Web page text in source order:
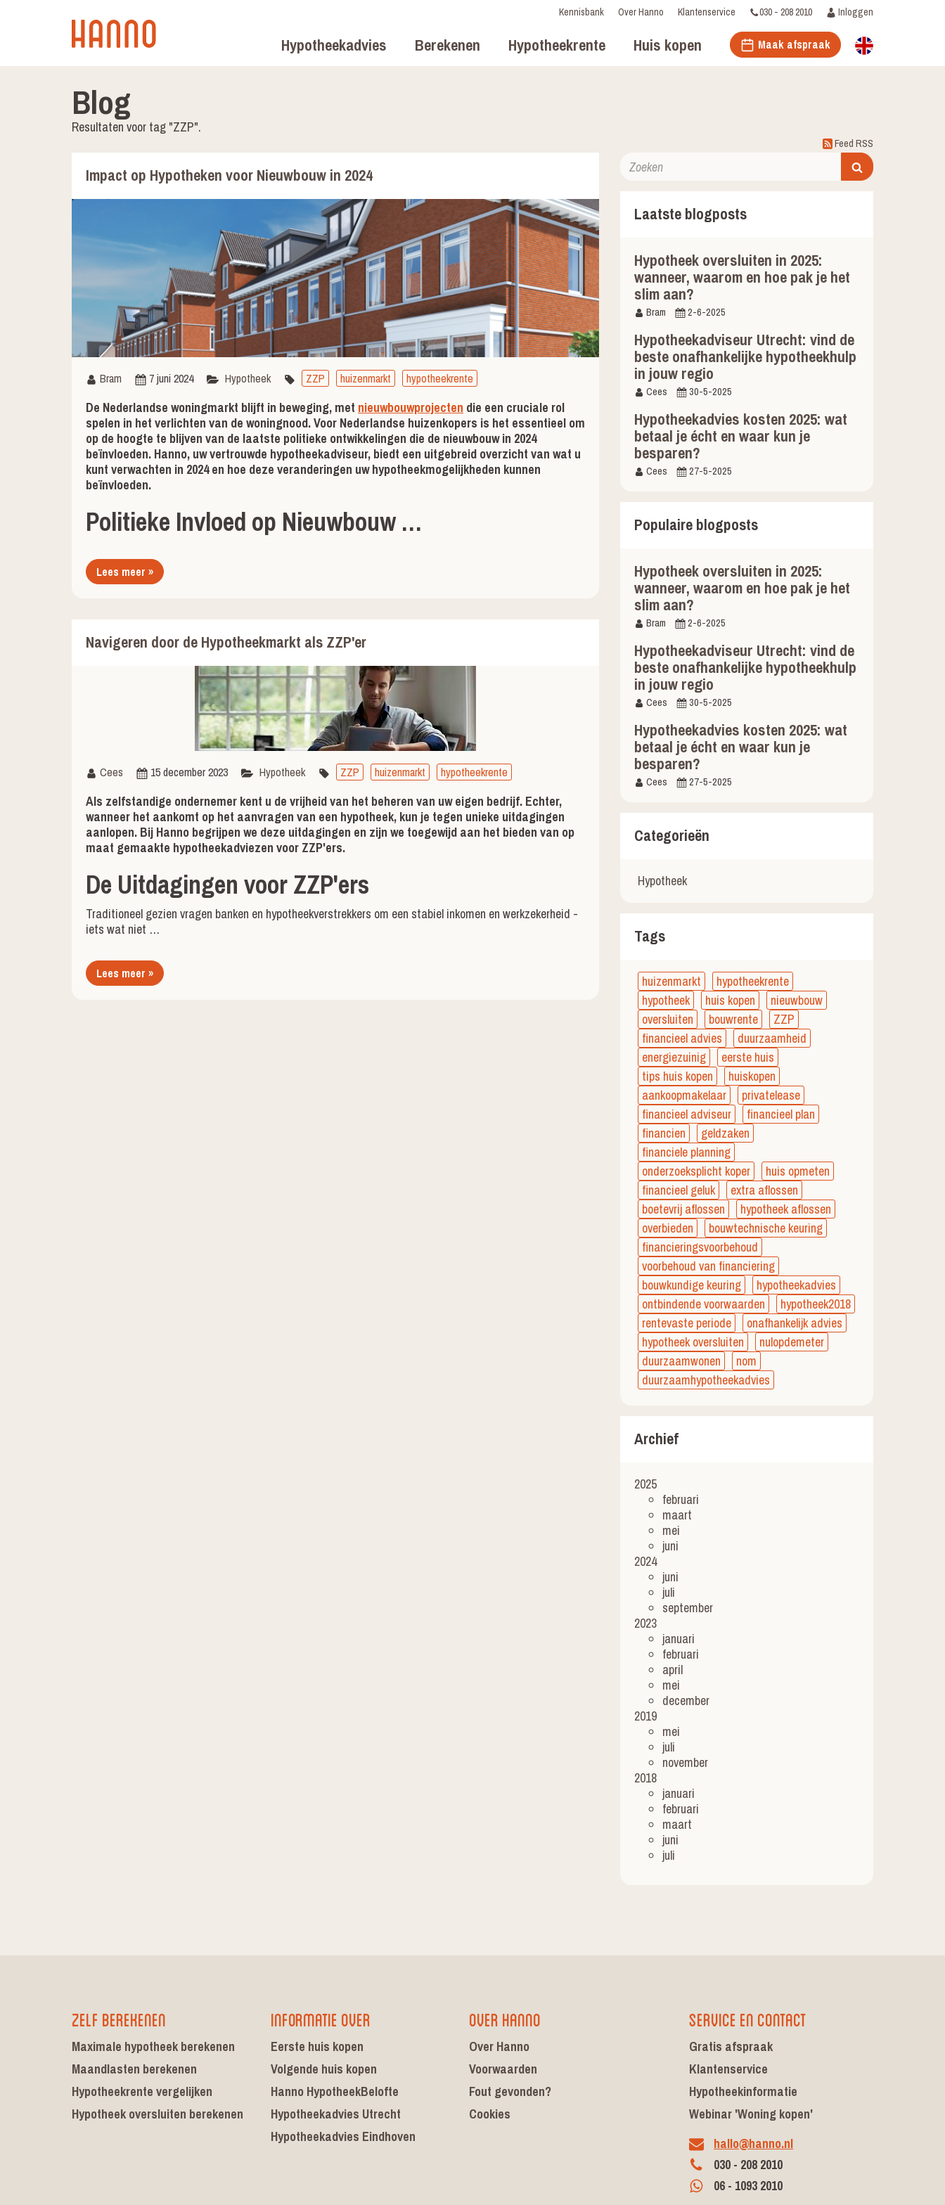
Kennisbank Over Hanno Klantenservice 030 - 208 2010 Inloggen
Hypotheekadvies Berekenen Hypotheekrente Huis kopen Maak afspraak
Blog
Resultaten voor tag "ZZP".
Impact op Hypotheken voor Nieuwbouw in 2024
Bram 7 juni 2024 Hypotheek ZZP huizenmarkt hypotheekrente
De Nederlandse woningmarkt blijft in beweging, met nieuwbouwprojecten die een cruciale rol
spelen in het verlichten van de woningnood. Voor Nederlandse huizenkopers is het essentieel om
op de hoogte te blijven van de laatste politieke ontwikkelingen die de nieuwbouw in 2024
beïnvloeden. Hanno, uw vertrouwde hypotheekadviseur, biedt een uitgebreid overzicht van wat u
kunt verwachten in 2024 en hoe deze veranderingen uw hypotheekmogelijkheden kunnen
beïnvloeden.
Politieke Invloed op Nieuwbouw …
Lees meer »
Navigeren door de Hypotheekmarkt als ZZP'er
Cees 15 december 2023 Hypotheek ZZP huizenmarkt hypotheekrente
Als zelfstandige ondernemer kent u de vrijheid van het beheren van uw eigen bedrijf. Echter,
wanneer het aankomt op het aanvragen van een hypotheek, kun je tegen unieke uitdagingen
aanlopen. Bij Hanno begrijpen we deze uitdagingen en zijn we toegewijd aan het bieden van op
maat gemaakte hypotheekadviezen voor ZZP'ers.
De Uitdagingen voor ZZP'ers
Traditioneel gezien vragen banken en hypotheekverstrekkers om een stabiel inkomen en werkzekerheid -
iets wat niet …
Lees meer »
Feed RSS
Laatste blogposts
Hypotheek oversluiten in 2025:
wanneer, waarom en hoe pak je het
slim aan?
Bram 2-6-2025
Hypotheekadviseur Utrecht: vind de
beste onafhankelijke hypotheekhulp
in jouw regio
Cees 30-5-2025
Hypotheekadvies kosten 2025: wat
betaal je écht en waar kun je
besparen?
Cees 27-5-2025
Populaire blogposts
Hypotheek oversluiten in 2025:
wanneer, waarom en hoe pak je het
slim aan?
Bram 2-6-2025
Hypotheekadviseur Utrecht: vind de
beste onafhankelijke hypotheekhulp
in jouw regio
Cees 30-5-2025
Hypotheekadvies kosten 2025: wat
betaal je écht en waar kun je
besparen?
Cees 27-5-2025
Categorieën
Hypotheek
Tags
huizenmarkt
hypotheekrente
hypotheek
huis kopen
nieuwbouw
oversluiten
bouwrente
ZZP
financieel advies
duurzaamheid
energiezuinig
eerste huis
tips huis kopen
huiskopen
aankoopmakelaar
privatelease
financieel adviseur
financieel plan
financien
geldzaken
financiele planning
onderzoeksplicht koper
huis opmeten
financieel geluk
extra aflossen
boetevrij aflossen
hypotheek aflossen
overbieden
bouwtechnische keuring
financieringsvoorbehoud
voorbehoud van financiering
bouwkundige keuring
hypotheekadvies
ontbindende voorwaarden
hypotheek2018
rentevaste periode
onafhankelijk advies
hypotheek oversluiten
nulopdemeter
duurzaamwonen
nom
duurzaamhypotheekadvies
Archief
2025
februari
maart
mei
juni
2024
juni
juli
september
2023
januari
februari
april
mei
december
2019
mei
juli
november
2018
januari
februari
maart
juni
juli
Zelf berekenen
Maximale hypotheek berekenen
Maandlasten berekenen
Hypotheekrente vergelijken
Hypotheek oversluiten berekenen
Informatie over
Eerste huis kopen
Volgende huis kopen
Hanno HypotheekBelofte
Hypotheekadvies Utrecht
Hypotheekadvies Eindhoven
Over Hanno
Over Hanno
Voorwaarden
Fout gevonden?
Cookies
Service en contact
Gratis afspraak
Klantenservice
Hypotheekinformatie
Webinar 'Woning kopen'
hallo@hanno.nl
030 - 208 2010
06 - 1093 2010